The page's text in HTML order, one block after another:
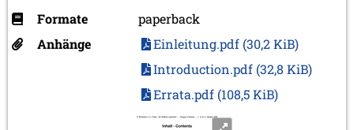
Formate
paperback
Anhänge
Einleitung.pdf (30,2 KiB)
Introduction.pdf (32,8 KiB)
Errata.pdf (108,5 KiB)